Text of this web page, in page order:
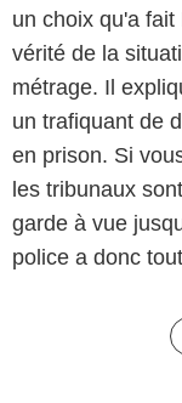
un choix qu'a
vérité de la
métrage. Il
un trafiquant de
en prison. Si
les tribunaux
garde à vue
police a donc